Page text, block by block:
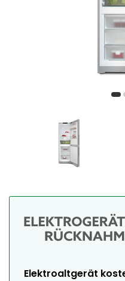
Elektroaltgerät